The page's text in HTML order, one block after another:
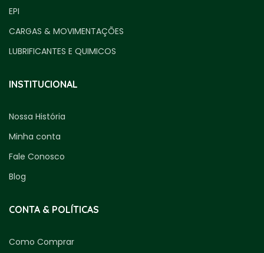
EPI
CARGAS & MOVIMENTAÇÕES
LUBRIFICANTES E QUIMICOS
INSTITUCIONAL
Nossa História
Minha conta
Fale Conosco
Blog
CONTA & POLÍTICAS
Como Comprar